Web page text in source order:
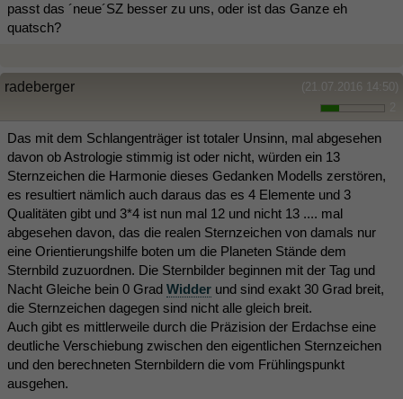
passt das ´neue´SZ besser zu uns, oder ist das Ganze eh
quatsch?
(21.07.2016 14:50)
radeberger
Das mit dem Schlangenträger ist totaler Unsinn, mal abgesehen
davon ob Astrologie stimmig ist oder nicht, würden ein 13
Sternzeichen die Harmonie dieses Gedanken Modells zerstören,
es resultiert nämlich auch daraus das es 4 Elemente und 3
Qualitäten gibt und 3*4 ist nun mal 12 und nicht 13 .... mal
abgesehen davon, das die realen Sternzeichen von damals nur
eine Orientierungshilfe boten um die Planeten Stände dem
Sternbild zuzuordnen. Die Sternbilder beginnen mit der Tag und
Nacht Gleiche bein 0 Grad Widder und sind exakt 30 Grad breit,
die Sternzeichen dagegen sind nicht alle gleich breit.
Auch gibt es mittlerweile durch die Präzision der Erdachse eine
deutliche Verschiebung zwischen den eigentlichen Sternzeichen
und den berechneten Sternbildern die vom Frühlingspunkt
ausgehen.